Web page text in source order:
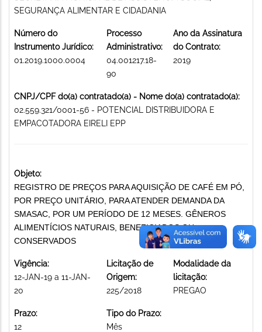
SEGURANÇA ALIMENTAR E CIDADANIA
Número do
Instrumento Jurídico:
01.2019.1000.0004
Processo
Administrativo:
04.001217.18-
90
Ano da Assinatura
do Contrato:
2019
CNPJ/CPF do(a) contratado(a) - Nome do(a) contratado(a):
02.559.321/0001-56 - POTENCIAL DISTRIBUIDORA E
EMPACOTADORA EIRELI EPP
Objeto:
REGISTRO DE PREÇOS PARA AQUISIÇÃO DE CAFÉ EM PÓ,
POR PREÇO UNITÁRIO, PARA ATENDER DEMANDA DA
SMASAC, POR UM PERÍODO DE 12 MESES. GÊNEROS
ALIMENTÍCIOS NATURAIS, BENEFICIADOS OU
CONSERVADOS
Vigência:
12-JAN-19 a 11-JAN-
20
Licitação de
Origem:
225/2018
Modalidade da
licitação:
PREGAO
Prazo:
12
Tipo do Prazo:
Mês